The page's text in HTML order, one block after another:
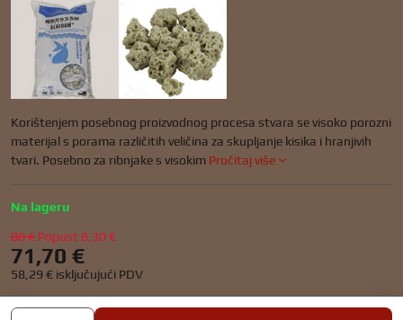
Korištenjem posebnog proizvodnog procesa stvara se visoko porozni
materijal s porama različitih veličina za skupljanje kisika i hranjivih
tvari. Posebno za ribnjake s visokim Pročitaj više
Na lageru
80 € Popust 8,30 €
71,70 €
58,29 € isključujući PDV